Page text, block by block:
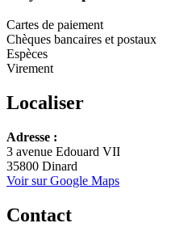
Cartes de paiement
Chèques bancaires et postaux
Espèces
Virement
Localiser
+
−
Adresse :
3 avenue Edouard VII
35800 Dinard
Voir sur Google Maps
Contact